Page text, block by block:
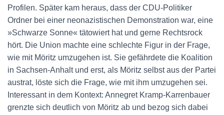
Profilen. Später kam heraus, dass der CDU-Politiker
Ordner bei einer neonazistischen Demonstration war, eine
»Schwarze Sonne« tätowiert hat und gerne Rechtsrock
hört. Die Union machte eine schlechte Figur in der Frage,
wie mit Möritz umzugehen ist. Sie gefährdete die Koalition
in Sachsen-Anhalt und erst, als Möritz selbst aus der Partei
austrat, löste sich die Frage, wie mit ihm umzugehen sei.
Interessant in dem Kontext: Annegret Kramp-Karrenbauer
grenzte sich deutlich von Möritz ab und bezog sich dabei